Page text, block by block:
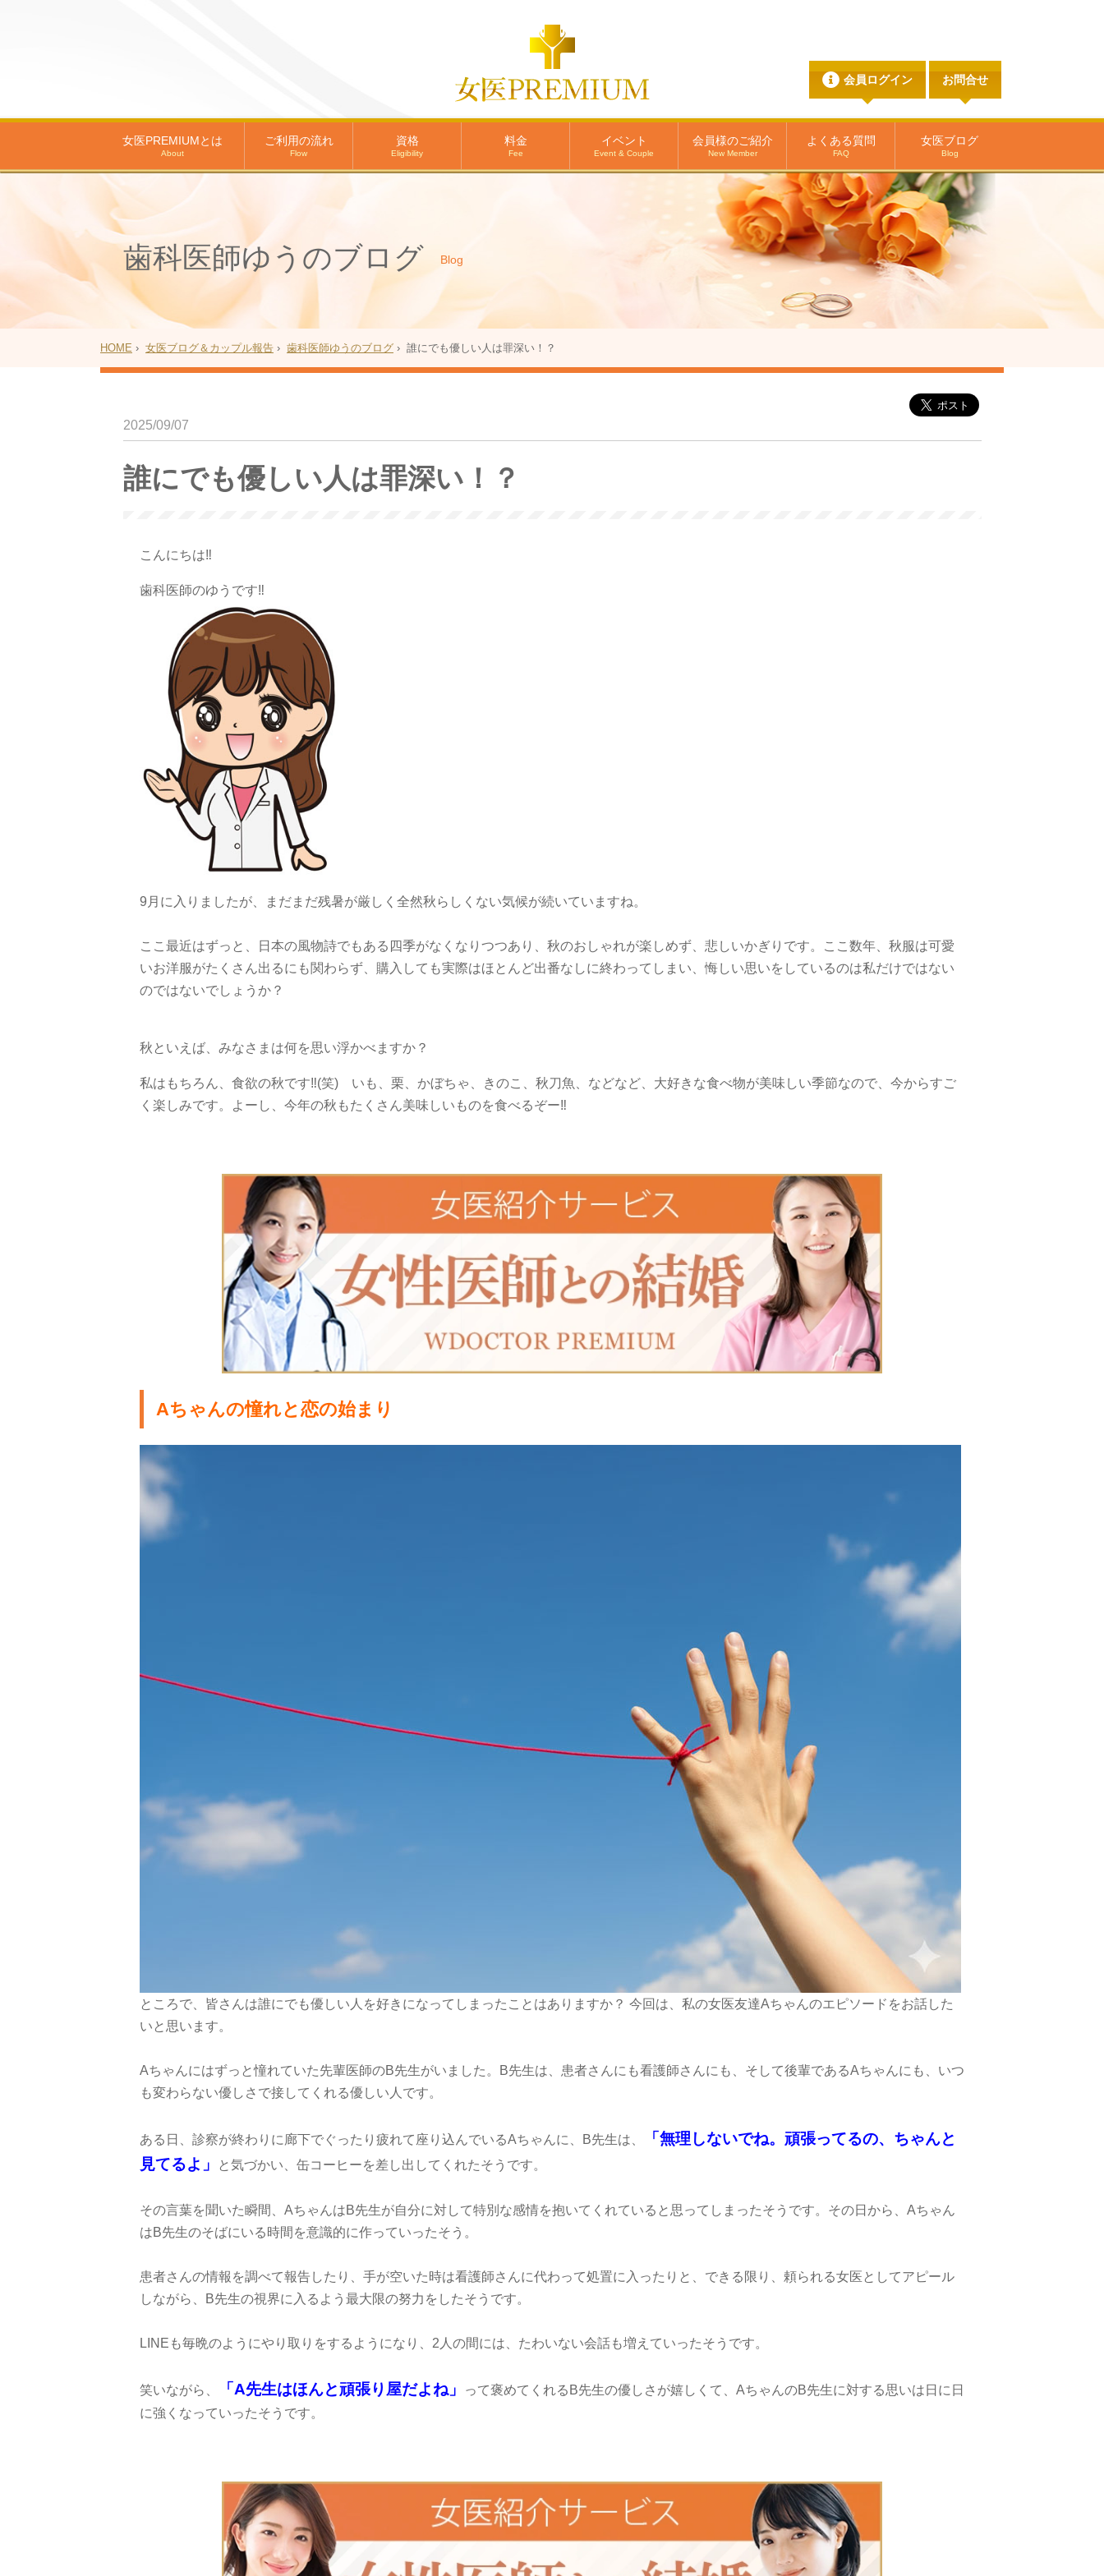
会員ログイン お問合せ
女医PREMIUMとは
About
ご利用の流れ
Flow
資格
Eligibility
料金
Fee
イベント
Event & Couple
会員様のご紹介
New Member
よくある質問
FAQ
女医ブログ
Blog
歯科医師ゆうのブログ Blog
HOME › 女医ブログ＆カップル報告 › 歯科医師ゆうのブログ › 誰にでも優しい人は罪深い！？
2025/09/07
誰にでも優しい人は罪深い！？
こんにちは‼︎
歯科医師のゆうです‼︎
9 月に入りましたが、まだまだ残暑が厳しく全然秋らしくない気候が続いていますね。
ここ最近はずっと、日本の風物詩でもある四季がなくなりつつあり、秋のおしゃれが楽しめず、悲しいかぎりです。ここ数年、秋服は可愛
いお洋服がたくさん出るにも関わらず、購入しても実際はほとんど出番なしに終わってしまい、悔しい思いをしているのは私だけではない
のではないでしょうか？
秋といえば、みなさまは何を思い浮かべますか？
私はもちろん、食欲の秋です‼︎(笑) いも、栗、かぼちゃ、きのこ、秋刀魚、などなど、大好きな食べ物が美味しい季節なので、今からすご
く楽しみです。よーし、今年の秋もたくさん美味しいものを食べるぞー‼︎
Aちゃんの憧れと恋の始まり
ところで、皆さんは誰にでも優しい人を好きになってしまったことはありますか？ 今回は、私の女医友達Aちゃんのエピソードをお話した
いと思います。
Aちゃんにはずっと憧れていた先輩医師のB先生がいました。B先生は、患者さんにも看護師さんにも、そして後輩であるAちゃんにも、いつ
も変わらない優しさで接してくれる優しい人です。
ある日、診察が終わりに廊下でぐったり疲れて座り込んでいるAちゃんに、B先生は、
「無理しないでね。頑張ってるの、ちゃんと
見てるよ」
と気づかい、缶コーヒーを差し出してくれたそうです。
その言葉を聞いた瞬間、AちゃんはB先生が自分に対して特別な感情を抱いてくれていると思ってしまったそうです。その日から、Aちゃん
はB先生のそばにいる時間を意識的に作っていったそう。
患者さんの情報を調べて報告したり、手が空いた時は看護師さんに代わって処置に入ったりと、できる限り、頼られる女医としてアピール
しながら、B先生の視界に入るよう最大限の努力をしたそうです。
LINEも毎晩のようにやり取りをするようになり、2人の間には、たわいない会話も増えていったそうです。
笑いながら、 「A先生はほんと頑張り屋だよね」
って褒めてくれるB先生の優しさが嬉しくて、AちゃんのB先生に対する思いは日に日
に強くなっていったそうです。